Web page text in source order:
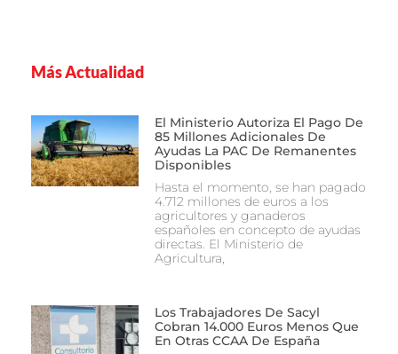
Más Actualidad
El Ministerio Autoriza El Pago De
85 Millones Adicionales De
Ayudas La PAC De Remanentes
Disponibles
Hasta el momento, se han pagado
4.712 millones de euros a los
agricultores y ganaderos
españoles en concepto de ayudas
directas. El Ministerio de
Agricultura,
Los Trabajadores De Sacyl
Cobran 14.000 Euros Menos Que
En Otras CCAA De España